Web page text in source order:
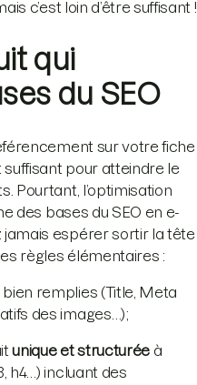
c’est loin d’être suffisant !
qui
du SEO
sur votre fiche
pour atteindre le
Pourtant, l’optimisation
des bases du SEO en e-
espérer sortir la tête
règles élémentaires :
bien remplies (Title, Meta
des images…);
unique et structurée à
h4…) incluant des